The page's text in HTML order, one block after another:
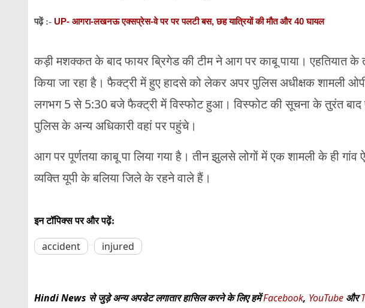
पढ़ें :- UP- आगरा-लखनऊ एक्सप्रेस-वे पर पर पलटी बस, छह यात्रियों की मौत और 40 घायल
कड़ी मशक्कत के बाद फायर ब्रिगेड की टीम ने आग पर काबू पाया। एहतियात के
किया जा रहा है। फैक्ट्री में हुए हादसे को लेकर अपर पुलिस अधीक्षक शामली
लगभग 5 से 5:30 बजे फैक्ट्री में विस्फोट हुआ। विस्फोट की सूचना के तुरंत बाद
पुलिस के अन्य अधिकारी वहां पर पहुंचे।
आग पर पूर्णतया काबू पा लिया गया है। तीन झुलसे लोगों में एक शामली के ही गांव
व्यक्ति यूपी के बलिया जिले के रहने वाले हैं।
इन टॉपिक्स पर और पढ़ें:
accident injured
Hindi News से जुड़े अन्य अपडेट लगातार हासिल करने के लिए हमेंFacebook, YouTube और